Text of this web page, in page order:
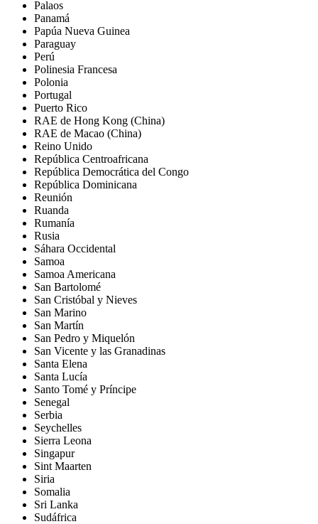
Palaos
Panamá
Papúa Nueva Guinea
Paraguay
Perú
Polinesia Francesa
Polonia
Portugal
Puerto Rico
RAE de Hong Kong (China)
RAE de Macao (China)
Reino Unido
República Centroafricana
República Democrática del Congo
República Dominicana
Reunión
Ruanda
Rumanía
Rusia
Sáhara Occidental
Samoa
Samoa Americana
San Bartolomé
San Cristóbal y Nieves
San Marino
San Martín
San Pedro y Miquelón
San Vicente y las Granadinas
Santa Elena
Santa Lucía
Santo Tomé y Príncipe
Senegal
Serbia
Seychelles
Sierra Leona
Singapur
Sint Maarten
Siria
Somalia
Sri Lanka
Sudáfrica